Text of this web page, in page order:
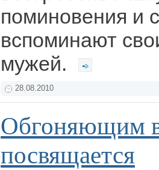
поминовения и
вспоминают
мужей.
28.08.2010
Обгоняющим
посвящается